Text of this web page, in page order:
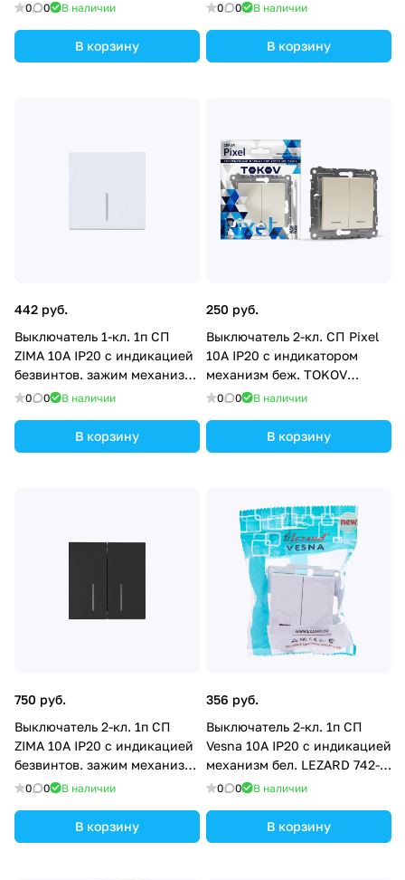
0 0 В наличии
В корзину
0 0 В наличии
В корзину
442 руб.
Выключатель 1-кл. 1п СП
ZIMA 10А IP20 с индикацией
безвинтов. зажим механизм
бел. LEZARD 704-0288-111QC
0 0 В наличии
В корзину
250 руб.
Выключатель 2-кл. СП Pixel
10А IP20 с индикатором
механизм беж. TOKOV
ELECTRIC TKE-PX-V2I-C02
0 0 В наличии
В корзину
750 руб.
Выключатель 2-кл. 1п СП
ZIMA 10А IP20 с индикацией
безвинтов. зажим механизм
черн. бархат LEZARD 704-
0 0 В наличии
В корзину
356 руб.
Выключатель 2-кл. 1п СП
Vesna 10А IP20 с индикацией
механизм бел. LEZARD 742-
0288-112
0 0 В наличии
В корзину